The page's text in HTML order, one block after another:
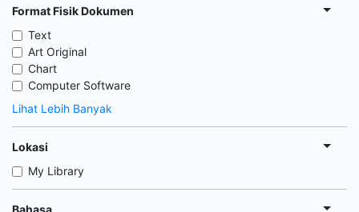
Format Fisik Dokumen
Text
Art Original
Chart
Computer Software
Lihat Lebih Banyak
Lokasi
My Library
Bahasa